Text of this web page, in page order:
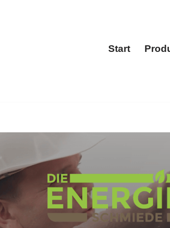
Start